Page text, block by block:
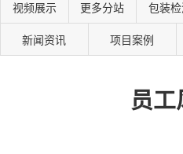
视频展示 更多分站 包装
新闻资讯 项目案例
员工